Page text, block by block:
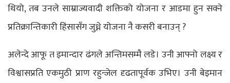
थियो, तब उनले साम्राज्यवादी शक्तिको योजना र आडमा हुन सक्ने
प्रतिक्रान्तिकारी हिंसासँग जुध्ने योजना नै कसरी बनाउन् ?
अलेन्दे आफू त इमान्दार ढंगले अन्तिमसम्मै लडे। उनी आफ्नो लक्ष्य र
विश्वासप्रति एकमुठी प्राण रहुन्जेल दृढतापूर्वक उभिए। उनी बेइमान